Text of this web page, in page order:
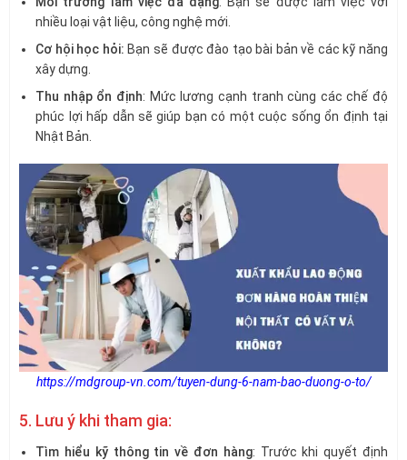
nhiều loại vật liệu, công nghệ mới.
Cơ hội học hỏi: Bạn sẽ được đào tạo bài bản về các kỹ năng
xây dựng.
Thu nhập ổn định: Mức lương cạnh tranh cùng các chế độ
phúc lợi hấp dẫn sẽ giúp bạn có một cuộc sống ổn định tại
Nhật Bản.
https://mdgroup-vn.com/tuyen-dung-6-nam-bao-duong-o-to/
5. Lưu ý khi tham gia:
Tìm hiểu kỹ thông tin về đơn hàng: Trước khi quyết định